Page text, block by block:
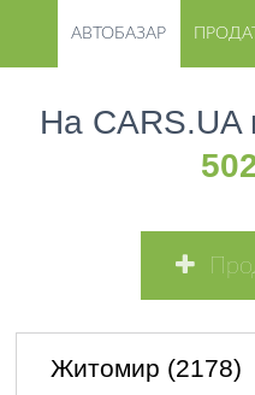
АВТОБАЗАР
На CARS.UA